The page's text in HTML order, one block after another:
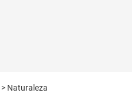
> Naturaleza